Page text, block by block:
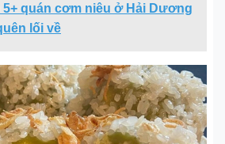
5+ quán cơm niêu ở Hải Dương
lối về